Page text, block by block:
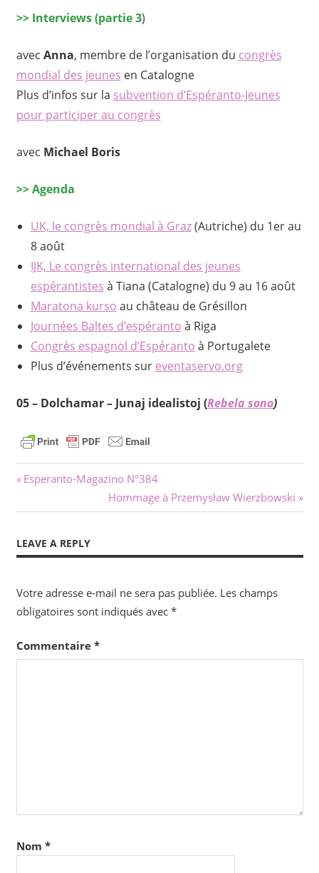
>> Interviews (partie 3)
avec Anna, membre de l’organisation du congrès
mondial des jeunes en Catalogne
Plus d’infos sur la subvention d’Espéranto-Jeunes
pour participer au congrès
avec Michael Boris
>> Agenda
UK, le congrès mondial à Graz(Autriche) du 1er au
8 août
IJK, Le congrès international des jeunes
espérantistes à Tiana (Catalogne) du 9 au 16 août
Maratona kurso au château de Grésillon
Journées Baltes d’espéranto à Riga
Congrès espagnol d’Espéranto à Portugalete
Plus d’événements sur eventaservo.org
05 – Dolchamar– Junaj idealistoj (Rebela sono)
Navigation
de
l’article
Previous
Esperanto-Magazino N°384
Next
Post:
Hommage à Przemysław Wierzbowski
LEAVE A REPLY
Votre adresse e-mail ne sera pas publiée. Les champs
obligatoires sont indiqués avec *
Commentaire *
Nom *